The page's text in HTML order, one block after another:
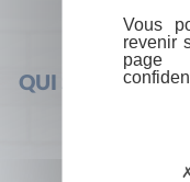
QUI SOMMES-
Vous
revenir
page